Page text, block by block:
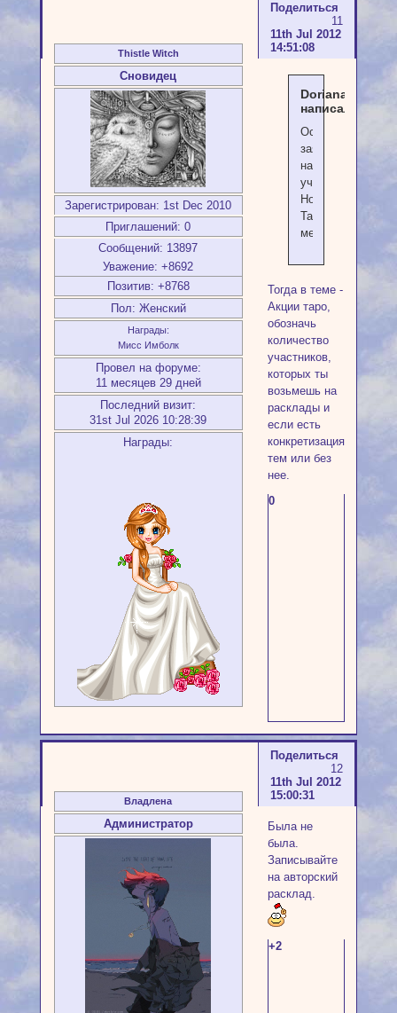
Поделиться
11
11th Jul 2012
14:51:08
Thistle Witch
Сновидец
Зарегистрирован: 1st Dec 2010
Приглашений: 0
Сообщений: 13897
Уважение: +8692
Позитив: +8768
Пол: Женский
Награды:
Мисс Имболк
Провел на форуме:
11 месяцев 29 дней
Последний визит:
31st Jul 2026 10:28:39
Награды:
Doriana
написал(а):
Оставляю
заявку
на
участие.
Номинация-
Таролог
месяца
Тогда в теме -
Акции таро,
обозначь
количество
участников,
которых ты
возьмешь на
расклады и
если есть
конкретизация
тем или без
нее.
0
Поделиться
12
11th Jul 2012
15:00:31
Владлена
Администратор
Была не
была.
Записывайте
на авторский
расклад.
+2